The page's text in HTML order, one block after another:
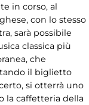
in corso, al
con lo stesso
sarà possibile
classica più
che
il biglietto
si otterrà uno
la caffetteria della